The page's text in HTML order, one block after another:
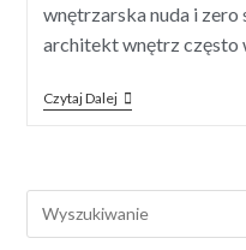
wnętrzarska nuda i
architekt wnętrz często
Czytaj Dalej